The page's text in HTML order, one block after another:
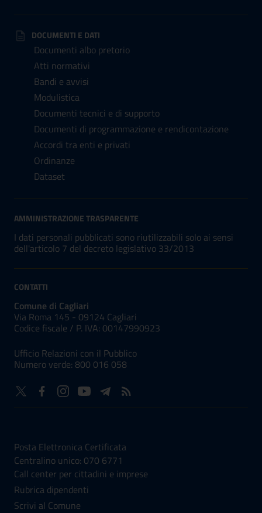
DOCUMENTI E DATI
Documenti albo pretorio
Atti normativi
Bandi e avvisi
Modulistica
Documenti tecnici e di supporto
Documenti di programmazione e rendicontazione
Accordi tra enti e privati
Ordinanze
Dataset
AMMINISTRAZIONE TRASPARENTE
I dati personali pubblicati sono riutilizzabili solo ai sensi
dell'articolo 7 del decreto legislativo 33/2013
CONTATTI
Comune di Cagliari
Via Roma 145 - 09124 Cagliari
Codice fiscale / P. IVA: 00147990923
Ufficio Relazioni con il Pubblico
Numero verde: 800 016 058
Posta Elettronica Certificata
Centralino unico: 070 6771
Call center per cittadini e imprese
Rubrica dipendenti
Scrivi al Comune